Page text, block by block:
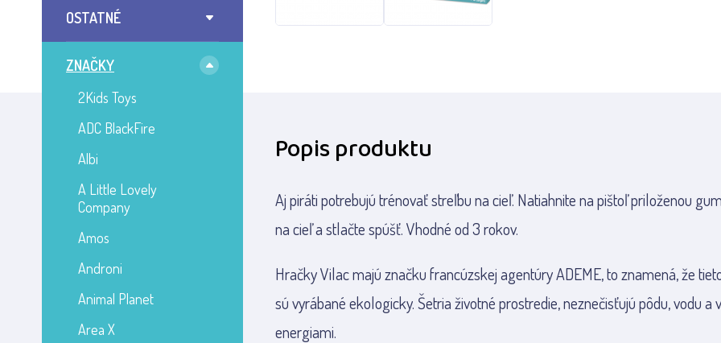
OSTATNÉ
ZNAČKY
2Kids Toys
ADC BlackFire
Albi
A Little Lovely
Company
Amos
Androni
Animal Planet
Area X
Popis produktu
Aj piráti potrebujú trénovať streľbu na cieľ. Natiahnite na pištoľ priloženou
na cieľ a stlačte spúšť. Vhodné od 3 rokov.
Hračky Vilac majú značku francúzskej agentúry ADEME, to znamená, že
sú vyrábané ekologicky. Šetria životné prostredie, neznečisťujú pôdu, vodu a
energiami.